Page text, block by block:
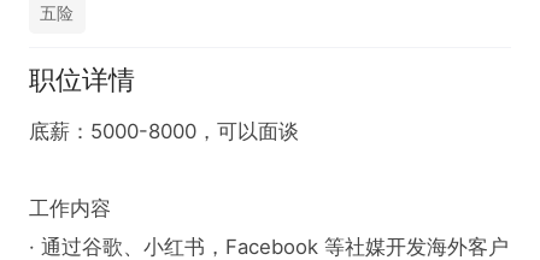
五险
职位详情
底薪：5000-8000，可以面谈
工作内容
· 通过谷歌、小红书，Facebook 等社媒开发海外客户